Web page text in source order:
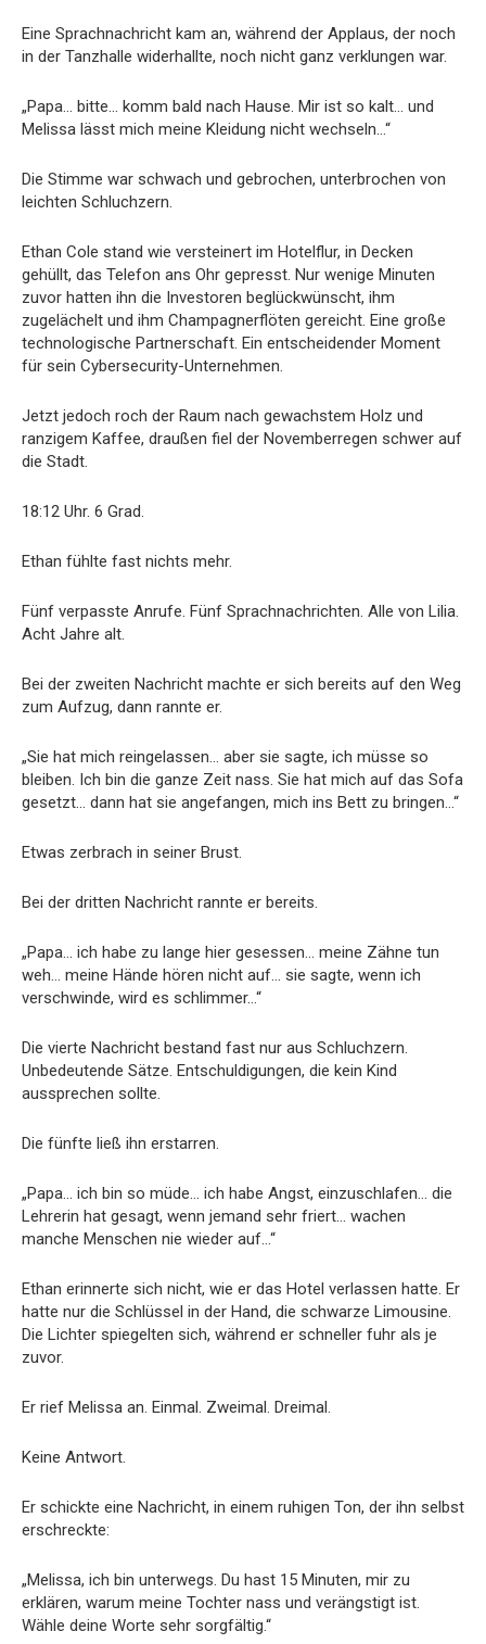
Eine Sprachnachricht kam an, während der Applaus, der noch
in der Tanzhalle widerhallte, noch nicht ganz verklungen war.
„Papa… bitte… komm bald nach Hause. Mir ist so kalt… und
Melissa lässt mich meine Kleidung nicht wechseln…“
Die Stimme war schwach und gebrochen, unterbrochen von
leichten Schluchzern.
Ethan Cole stand wie versteinert im Hotelflur, in Decken
gehüllt, das Telefon ans Ohr gepresst. Nur wenige Minuten
zuvor hatten ihn die Investoren beglückwünscht, ihm
zugelächelt und ihm Champagnerflöten gereicht. Eine große
technologische Partnerschaft. Ein entscheidender Moment
für sein Cybersecurity-Unternehmen.
Jetzt jedoch roch der Raum nach gewachstem Holz und
ranzigem Kaffee, draußen fiel der Novemberregen schwer auf
die Stadt.
18:12 Uhr. 6 Grad.
Ethan fühlte fast nichts mehr.
Fünf verpasste Anrufe. Fünf Sprachnachrichten. Alle von Lilia.
Acht Jahre alt.
Bei der zweiten Nachricht machte er sich bereits auf den Weg
zum Aufzug, dann rannte er.
„Sie hat mich reingelassen… aber sie sagte, ich müsse so
bleiben. Ich bin die ganze Zeit nass. Sie hat mich auf das Sofa
gesetzt… dann hat sie angefangen, mich ins Bett zu bringen…“
Etwas zerbrach in seiner Brust.
Bei der dritten Nachricht rannte er bereits.
„Papa… ich habe zu lange hier gesessen… meine Zähne tun
weh… meine Hände hören nicht auf… sie sagte, wenn ich
verschwinde, wird es schlimmer…“
Die vierte Nachricht bestand fast nur aus Schluchzern.
Unbedeutende Sätze. Entschuldigungen, die kein Kind
aussprechen sollte.
Die fünfte ließ ihn erstarren.
„Papa… ich bin so müde… ich habe Angst, einzuschlafen… die
Lehrerin hat gesagt, wenn jemand sehr friert… wachen
manche Menschen nie wieder auf…“
Ethan erinnerte sich nicht, wie er das Hotel verlassen hatte. Er
hatte nur die Schlüssel in der Hand, die schwarze Limousine.
Die Lichter spiegelten sich, während er schneller fuhr als je
zuvor.
Er rief Melissa an. Einmal. Zweimal. Dreimal.
Keine Antwort.
Er schickte eine Nachricht, in einem ruhigen Ton, der ihn selbst
erschreckte:
„Melissa, ich bin unterwegs. Du hast 15 Minuten, mir zu
erklären, warum meine Tochter nass und verängstigt ist.
Wähle deine Worte sehr sorgfältig.“